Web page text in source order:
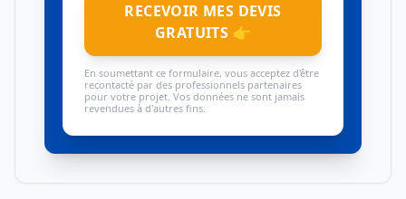
RECEVOIR MES DEVIS
GRATUITS 👉
En soumettant ce formulaire, vous acceptez d'être
recontacté par des professionnels partenaires
pour votre projet. Vos données ne sont jamais
revendues à d'autres fins.